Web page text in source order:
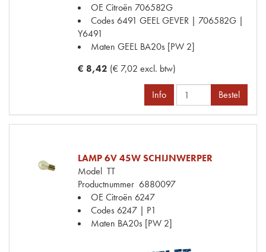
OE Citroën 706582G
Codes 6491 GEEL GEVER | 706582G |
Y6491
Maten GEEL BA20s [PW 2]
€ 8,42 (€ 7,02 excl. btw)
Info Bestel
LAMP 6V 45W SCHIJNWERPER
Model TT
Productnummer 6880097
OE Citroën 6247
Codes 6247 | P1
Maten BA20s [PW 2]